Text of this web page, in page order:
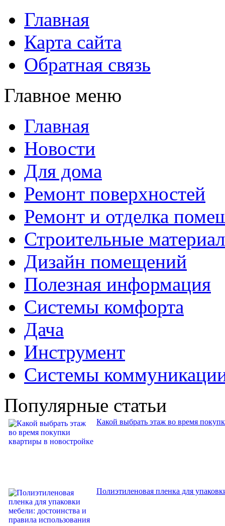
Главная
Карта сайта
Обратная связь
Главное меню
Главная
Новости
Для дома
Ремонт поверхностей
Ремонт и отделка
Строительные
Дизайн помещений
Полезная информация
Системы комфорта
Дача
Инструмент
Системы
Популярные статьи
Какой выбрать этаж во время
Полиэтиленовая пленка для